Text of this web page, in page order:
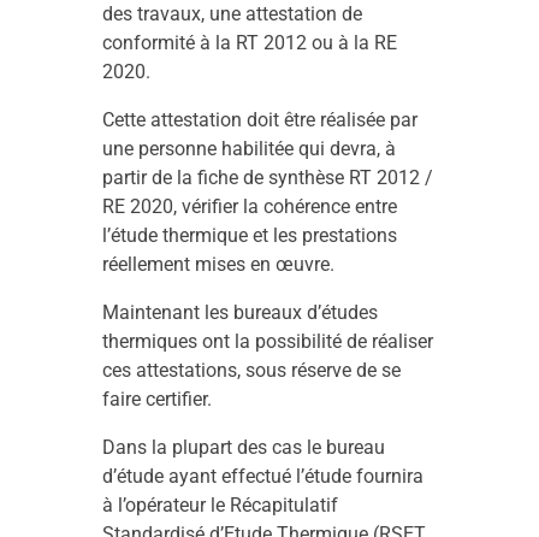
des travaux, une attestation de
conformité à la RT 2012 ou à la RE
2020.
Cette attestation doit être réalisée par
une personne habilitée qui devra, à
partir de la fiche de synthèse RT 2012 /
RE 2020, vérifier la cohérence entre
l’étude thermique et les prestations
réellement mises en œuvre.
Maintenant les bureaux d’études
thermiques ont la possibilité de réaliser
ces attestations, sous réserve de se
faire certifier.
Dans la plupart des cas le bureau
d’étude ayant effectué l’étude fournira
à l’opérateur le Récapitulatif